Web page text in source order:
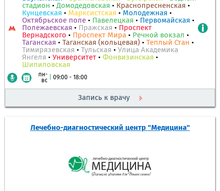
стадион •Домодедовская • Краснопресненская •
Кунцевская • Марксистская • Молодежная •
Октябрьское поле • Павелецкая • Первомайская •
Полежаевская • Пражская • Проспект
Вернадского • Проспект Мира • Речной вокзал •
Таганская • Таганская (кольцевая) • Теплый Стан •
Тимирязевская • Тульская • Улица Академика
Янгеля • Университет • Фонвизинская •
Шипиловская
пн-
вс
09:00 - 18:00
Запись к врачу
Лечебно-диагностический центр "Медицина"